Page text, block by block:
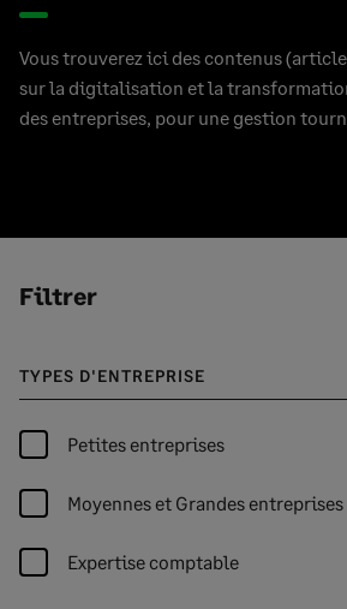
Vous trouverez ici des contenus
sur la digitalisation et la
des entreprises, pour une gestion
Filtrer
TYPES D'ENTREPRISE
Petites entreprises
Moyennes et Grandes entreprises
Expertise comptable